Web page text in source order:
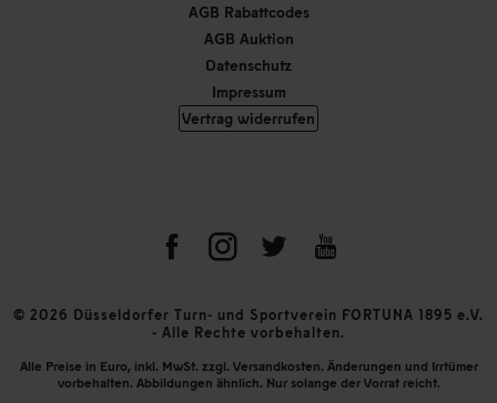
AGB Rabattcodes
AGB Auktion
Datenschutz
Impressum
Vertrag widerrufen
© 2026 Düsseldorfer Turn- und Sportverein FORTUNA 1895 e.V.
- Alle Rechte vorbehalten.
Alle Preise in Euro, inkl. MwSt. zzgl. Versandkosten. Änderungen und Irrtümer
vorbehalten. Abbildungen ähnlich. Nur solange der Vorrat reicht.